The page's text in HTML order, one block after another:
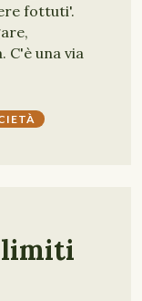
fottuti'.
C'è una via
limiti